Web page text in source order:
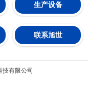
生产设备
联系旭世
有限公司